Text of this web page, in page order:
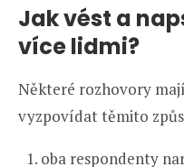
Jak vést a
více lidmi?
Některé rozhovory
vyzpovídat těmito
oba respondenty